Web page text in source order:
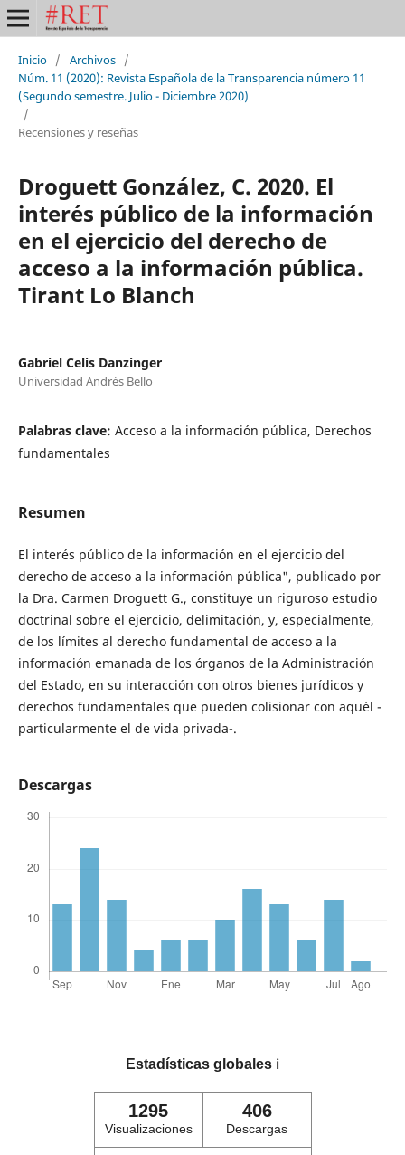
Inicio / Archivos /
Núm. 11 (2020): Revista Española de la Transparencia número 11
(Segundo semestre. Julio - Diciembre 2020)
/
Recensiones y reseñas
Droguett González, C. 2020. El
interés público de la información
en el ejercicio del derecho de
acceso a la información pública.
Tirant Lo Blanch
Gabriel Celis Danzinger
Universidad Andrés Bello
Palabras clave: Acceso a la información pública, Derechos
fundamentales
Resumen
El interés público de la información en el ejercicio del
derecho de acceso a la información pública", publicado por
la Dra. Carmen Droguett G., constituye un riguroso estudio
doctrinal sobre el ejercicio, delimitación, y, especialmente,
de los límites al derecho fundamental de acceso a la
información emanada de los órganos de la Administración
del Estado, en su interacción con otros bienes jurídicos y
derechos fundamentales que pueden colisionar con aquél -
particularmente el de vida privada-.
Descargas
Estadísticas globales ℹ️
1295
Visualizaciones
406
Descargas